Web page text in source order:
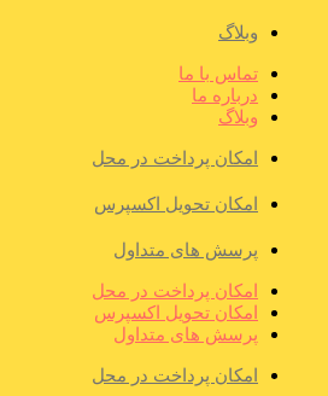
وبلاگ
تماس با ما
درباره ما
وبلاگ
امکان پرداخت در محل
امکان تحویل اکسپرس
پرسش های متداول
امکان پرداخت در محل
امکان تحویل اکسپرس
پرسش های متداول
امکان پرداخت در محل